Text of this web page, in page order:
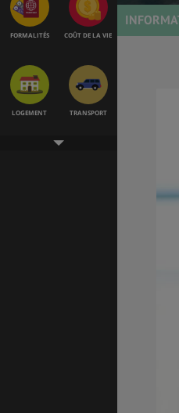
FORMALITÉS COÛT DE LA VIE
LOGEMENT TRANSPORT